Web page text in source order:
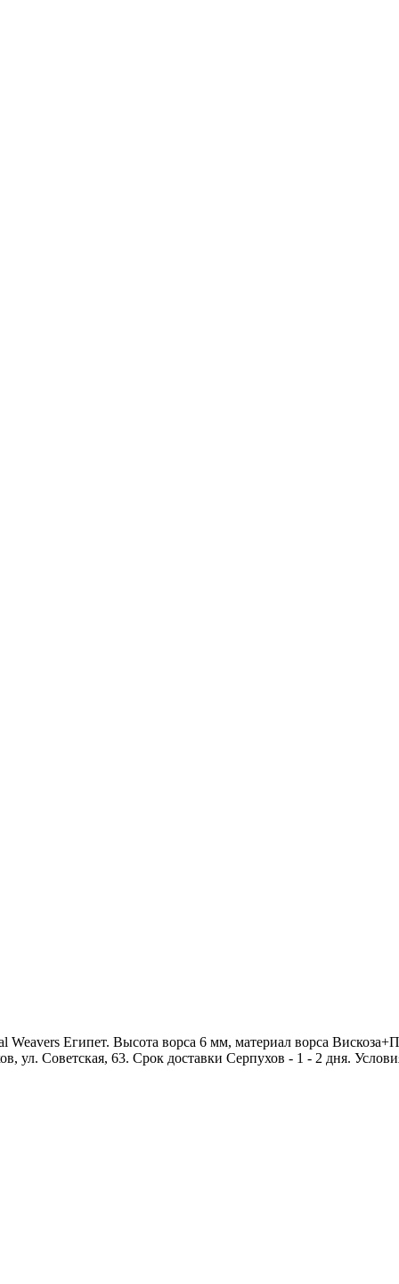
Египет. Высота ворса 6 мм, материал ворса
ул. Советская, 63. Срок доставки Серпухов - 1 - 2 дня.